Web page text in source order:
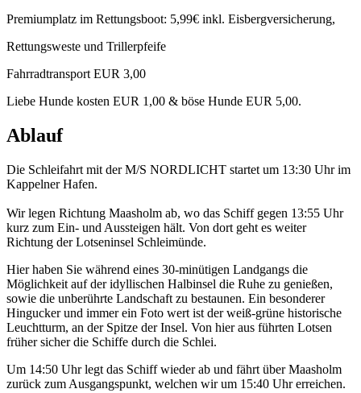
Premiumplatz im Rettungsboot: 5,99€ inkl. Eisbergversicherung,
Rettungsweste und Trillerpfeife
Fahrradtransport EUR 3,00
Liebe Hunde kosten EUR 1,00 & böse Hunde EUR 5,00.
Ablauf
Die Schleifahrt mit der M/S NORDLICHT startet um 13:30 Uhr im
Kappelner Hafen.
Wir legen Richtung Maasholm ab, wo das Schiff gegen 13:55 Uhr
kurz zum Ein- und Aussteigen hält. Von dort geht es weiter
Richtung der Lotseninsel Schleimünde.
Hier haben Sie während eines 30-minütigen Landgangs die
Möglichkeit auf der idyllischen Halbinsel die Ruhe zu genießen,
sowie die unberührte Landschaft zu bestaunen. Ein besonderer
Hingucker und immer ein Foto wert ist der weiß-grüne historische
Leuchtturm, an der Spitze der Insel. Von hier aus führten Lotsen
früher sicher die Schiffe durch die Schlei.
Um 14:50 Uhr legt das Schiff wieder ab und fährt über Maasholm
zurück zum Ausgangspunkt, welchen wir um 15:40 Uhr erreichen.